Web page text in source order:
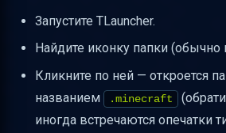
Как работают сохранения в
серверных платформах
Резервное копирование и
на сервер
Запустите TLauncher.
Найдите иконку папки
Кликните по ней — откроется
названием
.minecraft
иногда встречаются опечатки